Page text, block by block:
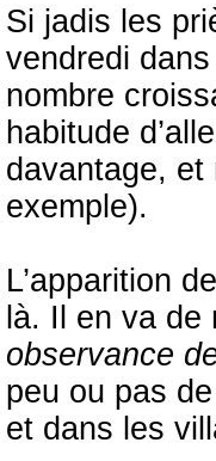
Si jadis les
vendredi
nombre
habitude
davantage, et
exemple).
L’apparition
là. Il en va
observance
peu ou pas
et dans les